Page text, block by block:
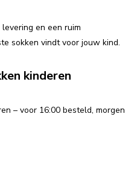
en een ruim
sokken vindt voor jouw kind.
kinderen
– voor 16:00 besteld, morgen